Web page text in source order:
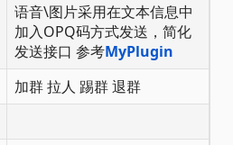
语音\图片采用在文本信息中
加入OPQ码方式发送，简化
发送接口 参考MyPlugin
加群 拉人 踢群 退群